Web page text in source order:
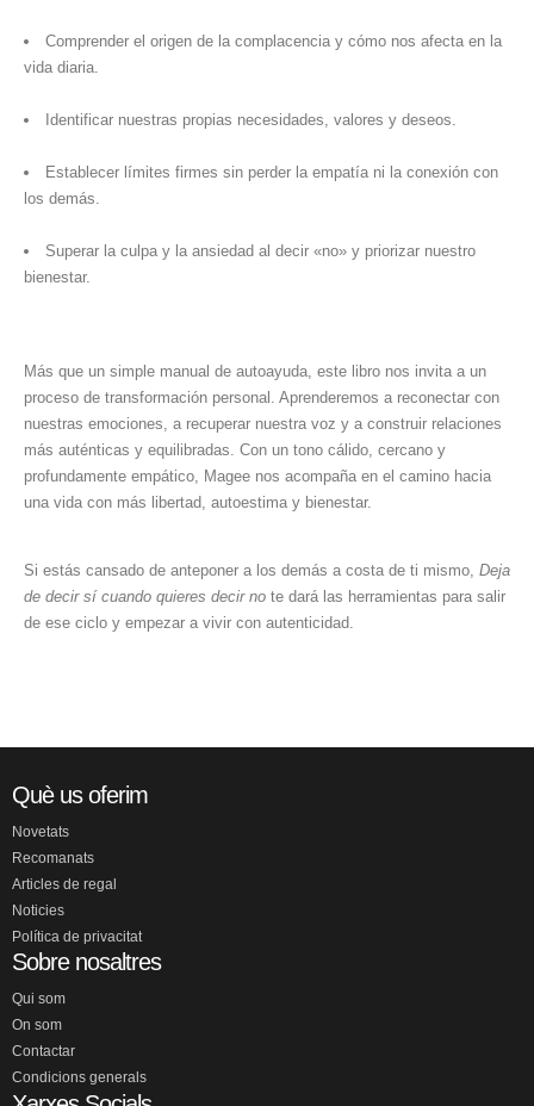
Comprender el origen de la complacencia y cómo nos afecta en la
vida diaria.
Identificar nuestras propias necesidades, valores y deseos.
Establecer límites firmes sin perder la empatía ni la conexión con
los demás.
Superar la culpa y la ansiedad al decir «no» y priorizar nuestro
bienestar.
Más que un simple manual de autoayuda, este libro nos invita a un
proceso de transformación personal. Aprenderemos a reconectar con
nuestras emociones, a recuperar nuestra voz y a construir relaciones
más auténticas y equilibradas. Con un tono cálido, cercano y
profundamente empático, Magee nos acompaña en el camino hacia
una vida con más libertad, autoestima y bienestar.
Si estás cansado de anteponer a los demás a costa de ti mismo, Deja
de decir sí cuando quieres decir no te dará las herramientas para salir
de ese ciclo y empezar a vivir con autenticidad.
Què us oferim
Novetats
Recomanats
Articles de regal
Noticies
Política de privacitat
Sobre nosaltres
Qui som
On som
Contactar
Condicions generals